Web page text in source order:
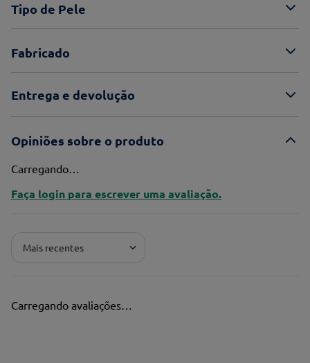
Tipo de Pele
Fabricado
Entrega e devolução
Opiniões sobre o produto
Carregando…
Faça login para escrever uma avaliação.
Mais recentes
Carregando avaliações…